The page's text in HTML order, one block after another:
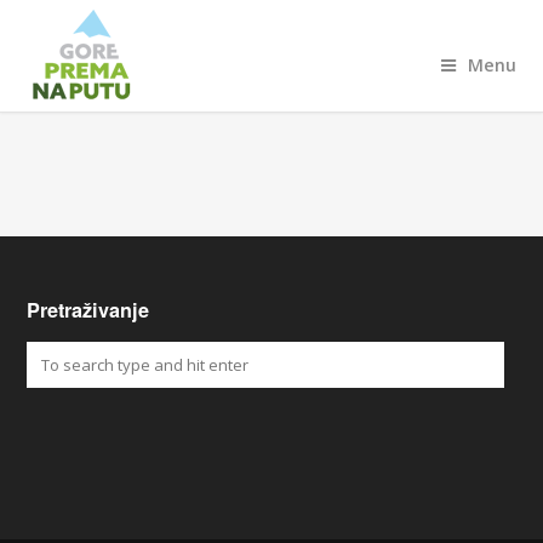
Menu
Pretraživanje